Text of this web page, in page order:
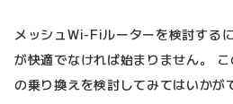
メッシュWi-Fiルーターを検討する
が快適でなければ始まりません。 こ
の乗り換えを検討してみてはいかが